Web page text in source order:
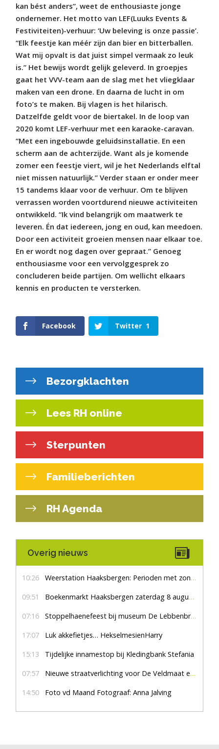
kan bést anders”, weet de enthousiaste jonge
ondernemer. Het motto van LEF(Luuks Events &
Festiviteiten)-verhuur: ‘Uw beleving is onze passie’.
“Elk feestje kan méér zijn dan bier en bitterballen.
Wat mij opvalt is dat juist simpel vermaak zo leuk
is.” Het bewijs wordt gelijk geleverd. In groepjes
gaat het VVV-team aan de slag met het vliegklaar
maken van een drone. En daarna de lucht in om
foto’s te maken. Bij vlagen is het hilarisch.
Datzelfde geldt voor de biertakel. In de loop van
2020 komt LEF-verhuur met een karaoke-caravan.
“Met een ingebouwde geluidsinstallatie. En een
scherm aan de achterzijde. Want als je komende
zomer een feestje viert, wil je het Nederlands elftal
niet missen natuurlijk.” Verder staan er onder meer
15 tandems klaar voor de verhuur. Om te blijven
verrassen worden voortdurend nieuwe activiteiten
ontwikkeld. “Ik vind belangrijk om maatwerk te
leveren. Én dat iedereen, jong en oud, kan meedoen.
Door een activiteit groeien mensen naar elkaar toe.
En er wordt nog dagen over gepraat.” Genoeg
enthousiasme voor een vervolggesprek zo
concluderen beide partijen. Om wellicht elkaars
kennis en producten te versterken.
Facebook Twitter 1
Bezorgklachten
Lees RH online
Sterpunten
Familieberichten
RH Agenda
Overig nieuws
10:26 Weerstation Haaksbergen: Perioden met zon en droog
09:51 Boekenmarkt Haaksbergen zaterdag 8 augustus, marktplein Haaksbergen
07:16 Stoppelhaenefeest bij museum De Lebbenbrugge
17:07 Luk akkefietjes… HekselmesienHarry
15:13 Tijdelijke innamestop bij Kledingbank Stefania
07:57 Nieuwe straatverlichting voor De Veldmaat en De Pas
14:50 Foto vd Maand Fotograaf: Anna Jalving